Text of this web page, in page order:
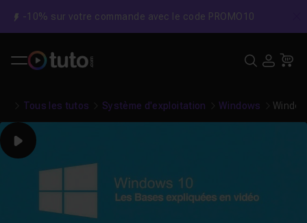
-10% sur votre commande avec le code PROMO10
Tous les tutos Système d'exploitation Windows
Play